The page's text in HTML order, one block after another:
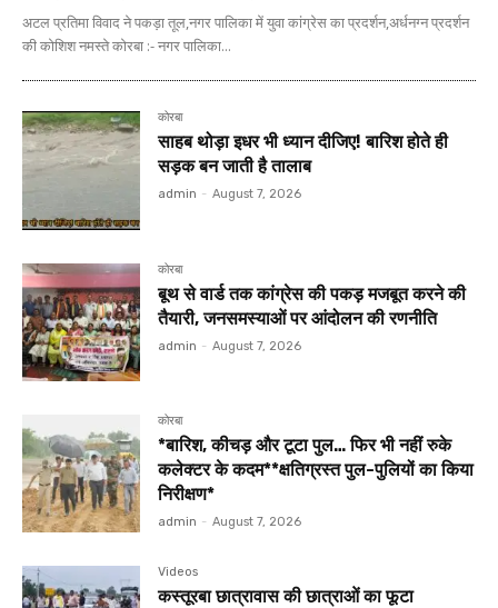
अटल प्रतिमा विवाद ने पकड़ा तूल,नगर पालिका में युवा कांग्रेस का प्रदर्शन,अर्धनग्न प्रदर्शन
की कोशिश नमस्ते कोरबा :- नगर पालिका...
कोरबा
साहब थोड़ा इधर भी ध्यान दीजिए! बारिश होते ही
सड़क बन जाती है तालाब
admin - August 7, 2026
कोरबा
बूथ से वार्ड तक कांग्रेस की पकड़ मजबूत करने की
तैयारी, जनसमस्याओं पर आंदोलन की रणनीति
admin - August 7, 2026
कोरबा
*बारिश, कीचड़ और टूटा पुल… फिर भी नहीं रुके
कलेक्टर के कदम**क्षतिग्रस्त पुल-पुलियों का किया
निरीक्षण*
admin - August 7, 2026
Videos
कस्तूरबा छात्रावास की छात्राओं का फूटा